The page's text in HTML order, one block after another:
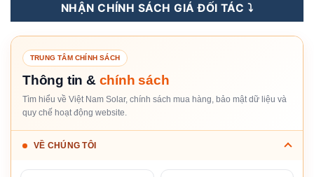
NHẬN CHÍNH SÁCH GIÁ ĐỐI TÁC ⤵️
TRUNG TÂM CHÍNH SÁCH
Thông tin & chính sách
Tìm hiểu về Việt Nam Solar, chính sách mua hàng, bảo mật dữ liệu và
quy chế hoạt động website.
VỀ CHÚNG TÔI